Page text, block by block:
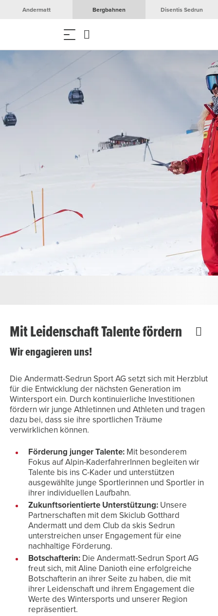
Andermatt Bergbahnen Disentis Sedrun
Mit Leidenschaft Talente fördern
Wir engagieren uns!
Die Andermatt-Sedrun Sport AG setzt sich mit Herzblut
für die Entwicklung der nächsten Generation im
Wintersport ein. Durch kontinuierliche Investitionen
fördern wir junge Athletinnen und Athleten und tragen
dazu bei, dass sie ihre sportlichen Träume
verwirklichen können.
Förderung junger Talente: Mit besonderem
Fokus auf Alpin-KaderfahrerInnen begleiten wir
Talente bis ins C-Kader und unterstützen
ausgewählte junge Sportlerinnen und Sportler in
ihrer individuellen Laufbahn.
Zukunftsorientierte Unterstützung: Unsere
Partnerschaften mit dem Skiclub Gotthard
Andermatt und dem Club da skis Sedrun
unterstreichen unser Engagement für eine
nachhaltige Förderung.
Botschafterin: Die Andermatt-Sedrun Sport AG
freut sich, mit Aline Danioth eine erfolgreiche
Botschafterin an ihrer Seite zu haben, die mit
ihrer Leidenschaft und ihrem Engagement die
Werte des Wintersports und unserer Region
repräsentiert.